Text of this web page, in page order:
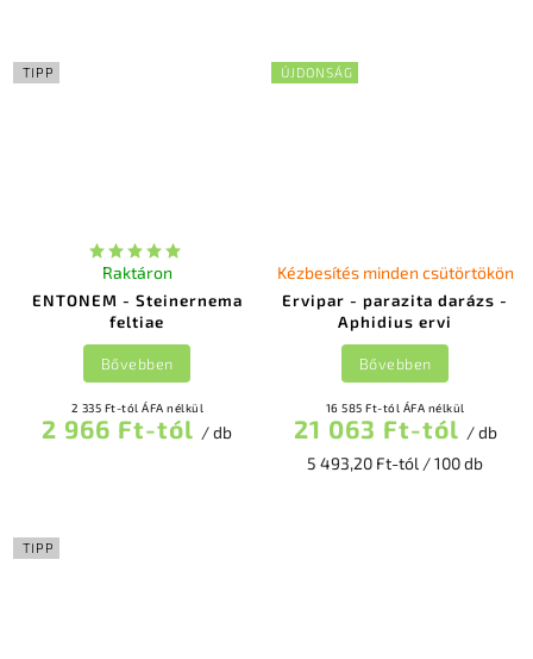
TIPP
ENTONEM - Steinernema
feltiae
Raktáron
2 335 Ft-tól ÁFA nélkül
2 966 Ft-tól / db
Bővebben
ÚJDONSÁG
Ervipar - parazita darázs -
Aphidius ervi
Kézbesítés minden csütörtökön
16 585 Ft-tól ÁFA nélkül
21 063 Ft-tól / db
5 493,20 Ft-tól / 100 db
Bővebben
TIPP